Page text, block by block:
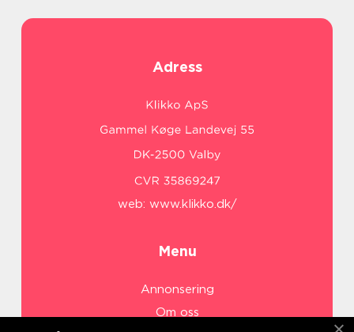
Adress
web: www.klikko.dk/
Menu
Annonsering
Om oss